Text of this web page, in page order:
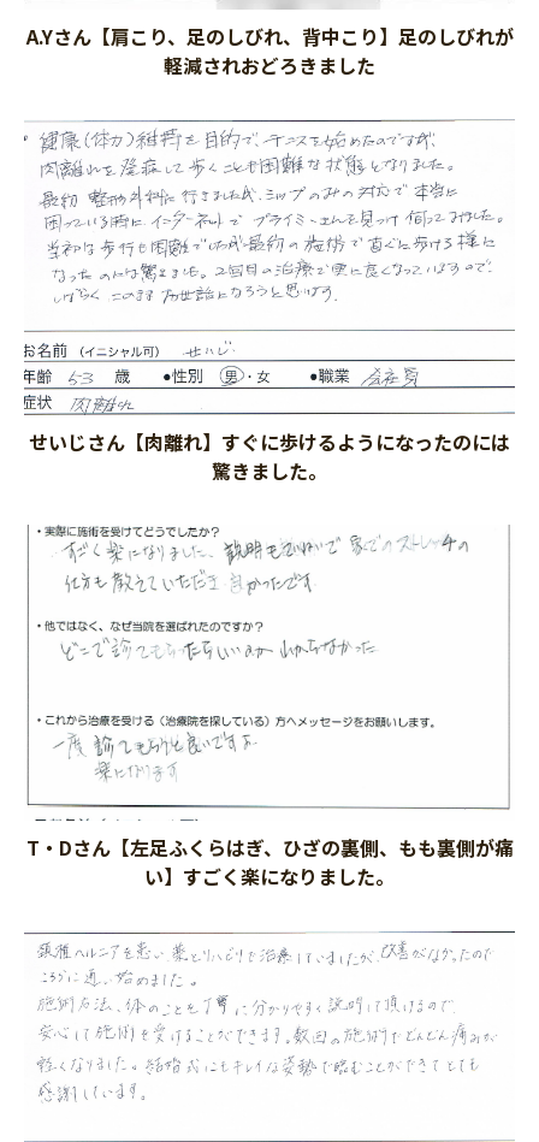
A.Yさん【肩こり、足のしびれ、背中こり】足のしびれが
軽減されおどろきました
せいじさん【肉離れ】すぐに歩けるようになったのには
驚きました。
T・Dさん【左足ふくらはぎ、ひざの裏側、もも裏側が痛
い】すごく楽になりました。